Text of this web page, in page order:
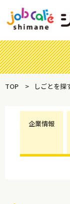
TOP しごとを探
企業情報